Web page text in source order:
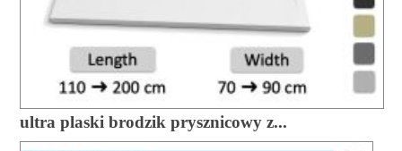
ultra plaski brodzik prysznicowy z...